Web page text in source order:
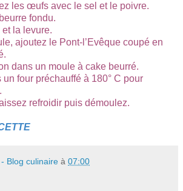
les œufs avec le sel et le poivre.
fondu.
et la levure.
ajoutez le Pont-l’Evêque coupé en
dans un moule à cake beurré.
un four préchauffé à 180° C pour
refroidir puis démoulez.
Blog culinaire à 07:00